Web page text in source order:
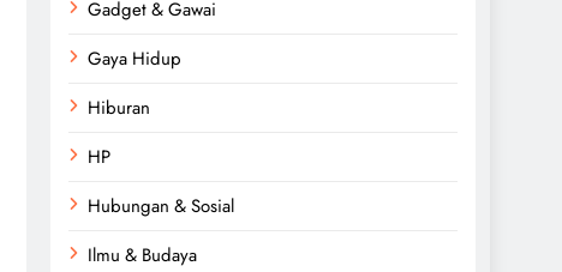
Gadget & Gawai
Gaya Hidup
Hiburan
HP
Hubungan & Sosial
Ilmu & Budaya